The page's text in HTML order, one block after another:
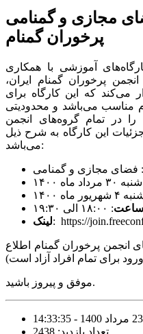
مجازی و گمنامی
پرخوران گمنام
آموزشی با همکاری
پرخوران گمنام ایران،
می‌کند که این کارگاه برای
مناسب می‌باشد و محدودیتی
در تمام گروه‌های انجمن
این کارگاه به شرح ذیل
می‌باشد:
: فضای مجازی و گمنامی
۳۰ مرداد ماه ۱۴۰۰
ماه ۱۴۰۰
ساعت: ۱۸:۰۰ الی ۱۹:۳۰
لینک: https://
انجمن پرخوران گمنام اطلاع
موفق و پیروز باشید.
تعداد بازدید: 2438